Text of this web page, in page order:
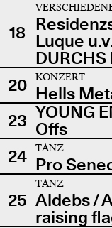
18 Luque
DURCHS
20
KONZERT
Hells
23 YOUNG
Offs
24
TANZ
Pro
25
TANZ
Aldebs /
raising